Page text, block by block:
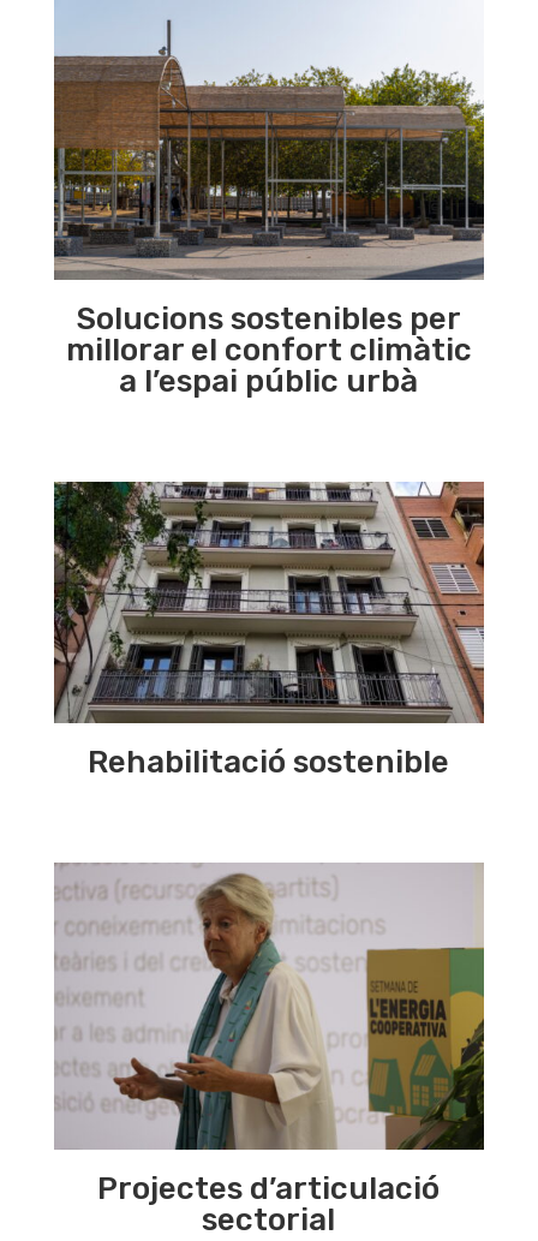
Solucions sostenibles per
millorar el confort climàtic
a l’espai públic urbà
Rehabilitació sostenible
Projectes d’articulació
sectorial